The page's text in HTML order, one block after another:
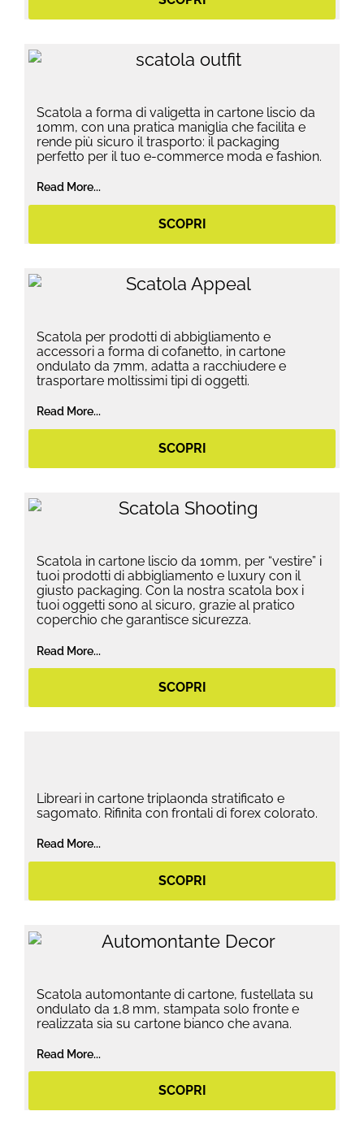
Scatola a forma di valigetta in cartone liscio da
10mm, con una pratica maniglia che facilita e
rende più sicuro il trasporto: il packaging
perfetto per il tuo e-commerce moda e fashion.
Read More...
SCOPRI
Scatola per prodotti di abbigliamento e
accessori a forma di cofanetto, in cartone
ondulato da 7mm, adatta a racchiudere e
trasportare moltissimi tipi di oggetti.
Read More...
SCOPRI
Scatola in cartone liscio da 10mm, per “vestire” i
tuoi prodotti di abbigliamento e luxury con il
giusto packaging. Con la nostra scatola box i
tuoi oggetti sono al sicuro, grazie al pratico
coperchio che garantisce sicurezza.
Read More...
SCOPRI
Libreari in cartone triplaonda stratificato e
sagomato. Rifinita con frontali di forex colorato.
Read More...
SCOPRI
Scatola automontante di cartone, fustellata su
ondulato da 1,8 mm, stampata solo fronte e
realizzata sia su cartone bianco che avana.
Read More...
SCOPRI